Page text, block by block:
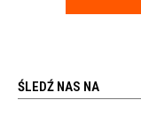
ŚLEDŹ NAS NA